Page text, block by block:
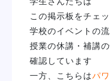
この掲示板をチェ
学校のイベントの
授業の休講・補講
確認しています
一方、こちらはパ
スクールライフ
訪問者別